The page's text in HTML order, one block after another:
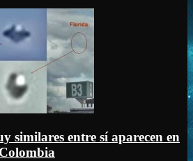
similares entre sí aparecen en